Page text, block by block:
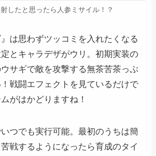
したと思ったら人参ミサイル！？
』は思わずツッコミを入れたくなる
とキャラデザがウリ。初期実装の
サギで敵を攻撃する無茶苦茶っぷ
戦闘エフェクトを見ているだけで
がはかどりますね！
つでも実行可能。最初のうちは簡
戦するようになったら育成のタイ